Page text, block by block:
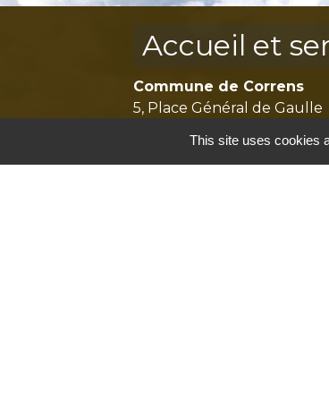
Accueil et
Commune de Correns
5, Place Général de Gaulle
+33 4 94 37 21 95
This site uses cookies